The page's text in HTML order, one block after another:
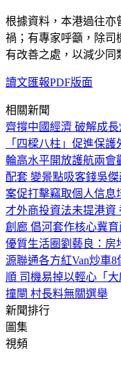
根據資料，本港過往亦
禍；有專家呼籲，除司
有改善之處，以減少同
讀文匯報PDF版面
相關新聞
齊撐中國經濟 破解成長
「四樑八柱」促進保護
輪高水平開放護航兩會
配套 變景點吸客錢吳
案促打擊竊取個人信息
才外商投資法未提港資
創廊 倡河套作核心冀
優質生活圈劉藝良：房
源聯通各方紅Van炒車
順 司機易掉以輕心 「
撞閘 村長料無關選舉
新聞排行
圖集
視頻